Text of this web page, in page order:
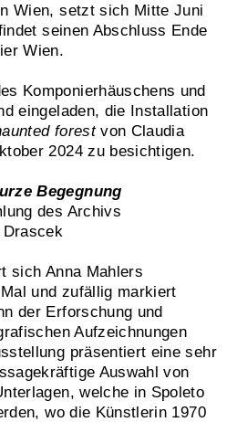
Wien, setzt sich Mitte Juni
seinen Abschluss Ende
Wien.
Komponierhäuschens und
eingeladen, die Installation
forestvon Claudia
2024 zu besichtigen.
Begegnung
des Archivs
sich Anna Mahlers
und zufällig markiert
der Erforschung und
Aufzeichnungen
präsentiert eine sehr
Auswahl von
welche in Spoleto
wo die Künstlerin 1970